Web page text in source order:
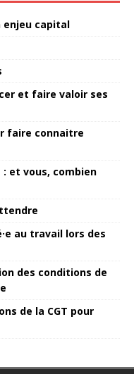
enjeu capital
et faire valoir ses
faire connaitre
et vous, combien
au travail lors des
des conditions de
de la CGT pour